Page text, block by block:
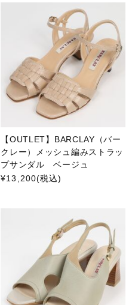
【OUTLET】BARCLAY（バー
クレー）メッシュ編みストラッ
プサンダル ベージュ
¥13,200(税込)